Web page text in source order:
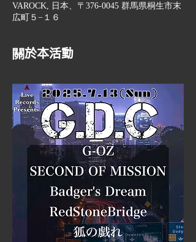
VAROCK, 日本、〒376-0045 群馬県桐生市末
広町５−１６
關於本活動